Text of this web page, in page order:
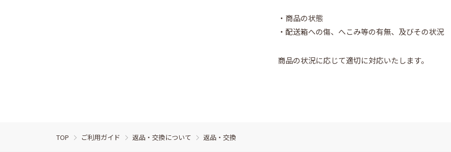
・商品の状態
・配送箱への傷、へこみ等の有無、及びその状況
商品の状況に応じて適切に対応いたします。
TOP ご利用ガイド 返品・交換について 返品・交換